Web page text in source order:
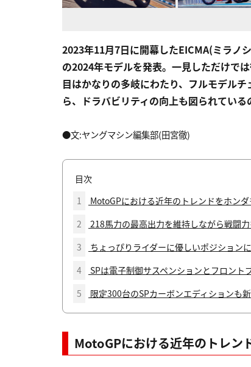
2023年11月7日に開幕したEICMA(ミラノ
の2024年モデルを発表。一見しただけで
目はかなりの多岐にわたり、フルモデル
ら、ドラバビリティの向上も図られている
●文:ヤングマシン編集部(田宮徹)
目次
1
MotoGPにおける近年のトレンドをホン
2
218馬力の最高出力を維持しながら戦闘
3
ちょっぴりライダーに優しいポジション
4
SPは電子制御サスペンションとフロント
5
限定300台のSPカーボンエディションも
MotoGPにおける近年のトレン